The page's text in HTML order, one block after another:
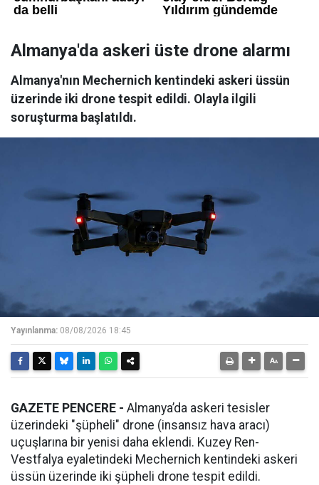
Almanya'da askeri üste drone alarmı
Almanya'nın Mechernich kentindeki askeri üssün
üzerinde iki drone tespit edildi. Olayla ilgili
soruşturma başlatıldı.
Yayınlanma: 08/08/2026 18:45
GAZETE PENCERE - Almanya’da askeri tesisler
üzerindeki "şüpheli" drone (insansız hava aracı)
uçuşlarına bir yenisi daha eklendi. Kuzey Ren-
Vestfalya eyaletindeki Mechernich kentindeki askeri
üssün üzerinde iki şüpheli drone tespit edildi.